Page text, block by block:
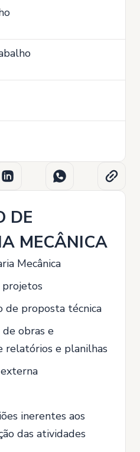
DE
MECÂNICA
Mecânica
projetos
de proposta técnica
obras e
relatórios e planilhas
inerentes aos
das atividades